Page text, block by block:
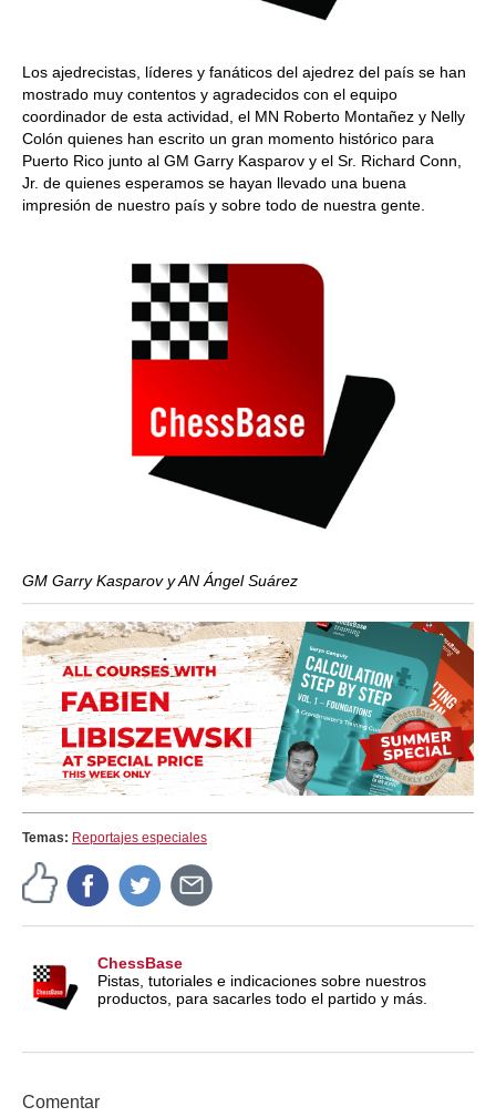
Los ajedrecistas, líderes y fanáticos del ajedrez del país se han
mostrado muy contentos y agradecidos con el equipo
coordinador de esta actividad, el MN Roberto Montañez y Nelly
Colón quienes han escrito un gran momento histórico para
Puerto Rico junto al GM Garry Kasparov y el Sr. Richard Conn,
Jr. de quienes esperamos se hayan llevado una buena
impresión de nuestro país y sobre todo de nuestra gente.
GM Garry Kasparov y AN Ángel Suárez
Temas: Reportajes especiales
ChessBase
Pistas, tutoriales e indicaciones sobre nuestros
productos, para sacarles todo el partido y más.
Comentar